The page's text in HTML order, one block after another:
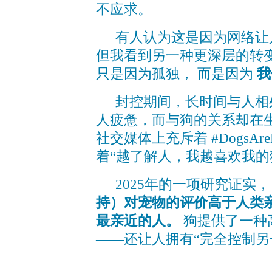
不应求。
有人认为这是因为网络
但我看到另一种更深层的转
只是因为孤独， 而是因为
封控期间，长时间与人
人疲惫，而与狗的关系却在
社交媒体上充斥着
着“越了解人，我越喜欢我的
2025年的一项研究证实，
持）对宠物的评价高于人类
最亲近的人。
狗提供了一种
——还让人拥有“完全控制另